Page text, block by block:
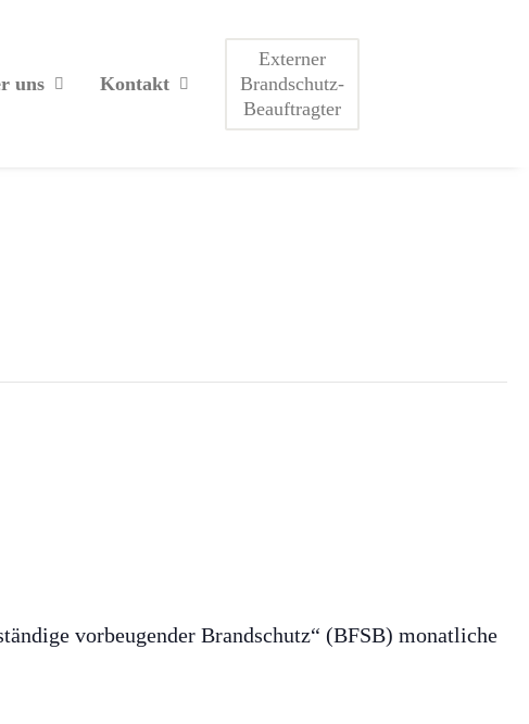
uns Kontakt
Externer
Brandschutz-
Beauftragter
vorbeugender Brandschutz“ (BFSB) monatliche